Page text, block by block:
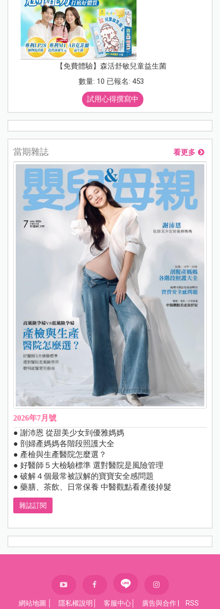
【免費體驗】森活舒敏兒童益生菌
數量: 10 已報名: 453
試用心得撰寫中
當期雜誌 看更多
2026年7月號
● 謝沛恩 從甜美少女到優雅媽媽
● 剖婦產媽媽各階段照護大全
● 產檢與生產醫院怎麼選？
● 好醫師５大檢驗標準 選對醫院是風險管理
● 破解４個最常被誤解的寶寶安全感問題
● 藥膳、茶飲、日常保養 中醫觀點看產後掉髮
雜誌訂閱
網站地圖 隱私權說明 客服中心 廣告與合作 RSS